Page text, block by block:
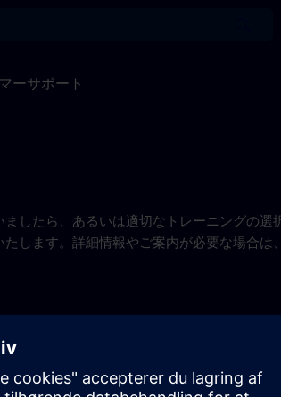
ーサポート
したら、あるいは適切なトレーニングの
します。詳細情報やご案内が必要な場合は